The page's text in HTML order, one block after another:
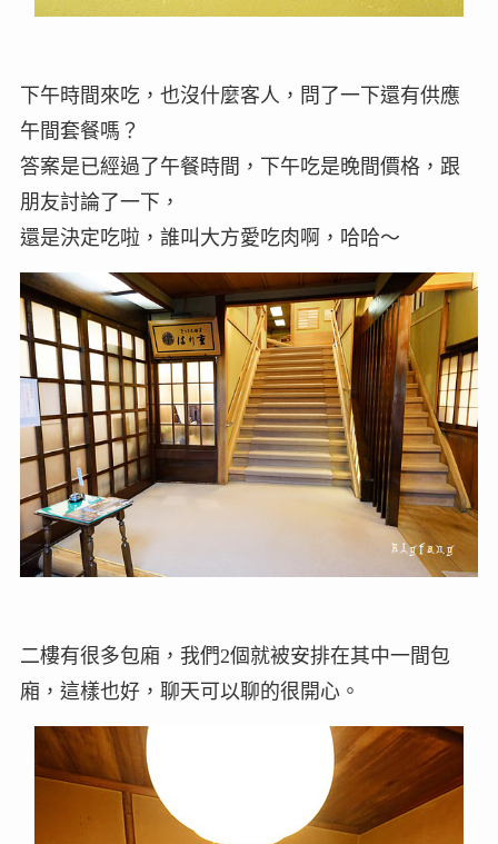
下午時間來吃，也沒什麼客人，問了一下還有供應
午間套餐嗎？
答案是已經過了午餐時間，下午吃是晚間價格，跟
朋友討論了一下，
還是決定吃啦，誰叫大方愛吃肉啊，哈哈～
二樓有很多包廂，我們2個就被安排在其中一間包
廂，這樣也好，聊天可以聊的很開心。